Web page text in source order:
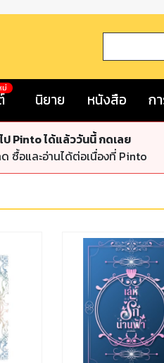
ม่
นิยาย หนังสือ ก
ป Pinto ได้แล้ววันนี้ กดเลย
ซื้อและอ่านได้ต่อเนื่องที่ Pinto